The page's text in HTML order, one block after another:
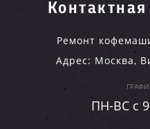
Ремонт
Адрес: Москва,
ПН-ВC c